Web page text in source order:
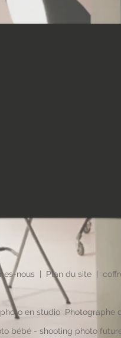
nous​ Plan du site
en studio Photographe
bébé - shooting photo